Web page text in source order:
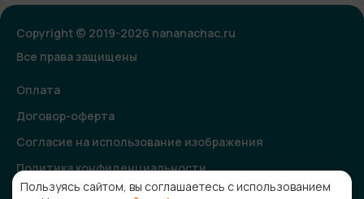
Copyright © 2019-2026 nananachac.ru
Все права защищены
Оплата
Договор-оферта
Согласие на использование изображения
Политика конфиденциальности
Согласие на получение рекламной и информационной
Пользуясь сайтом, вы соглашаетесь с использованием